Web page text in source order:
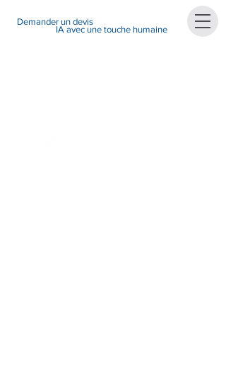
Demander un devis
IA avec une touche humaine